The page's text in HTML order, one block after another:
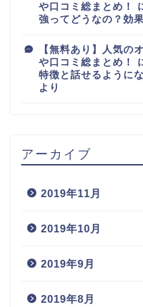
や口コミ総まとめ！
強ってどうなの？効
【無料あり】人気の
や口コミ総まとめ！
特徴と話せるように
より
アーカイブ
2019年11月
2019年10月
2019年9月
2019年8月